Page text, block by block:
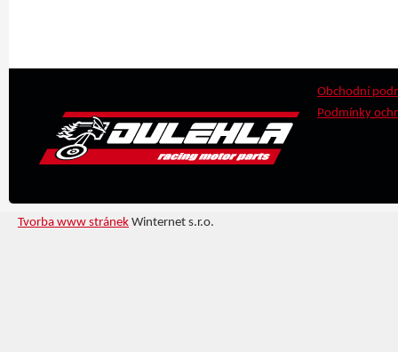
Obchodní
Podmínky
Tvorba www stránek Winternet s.r.o.